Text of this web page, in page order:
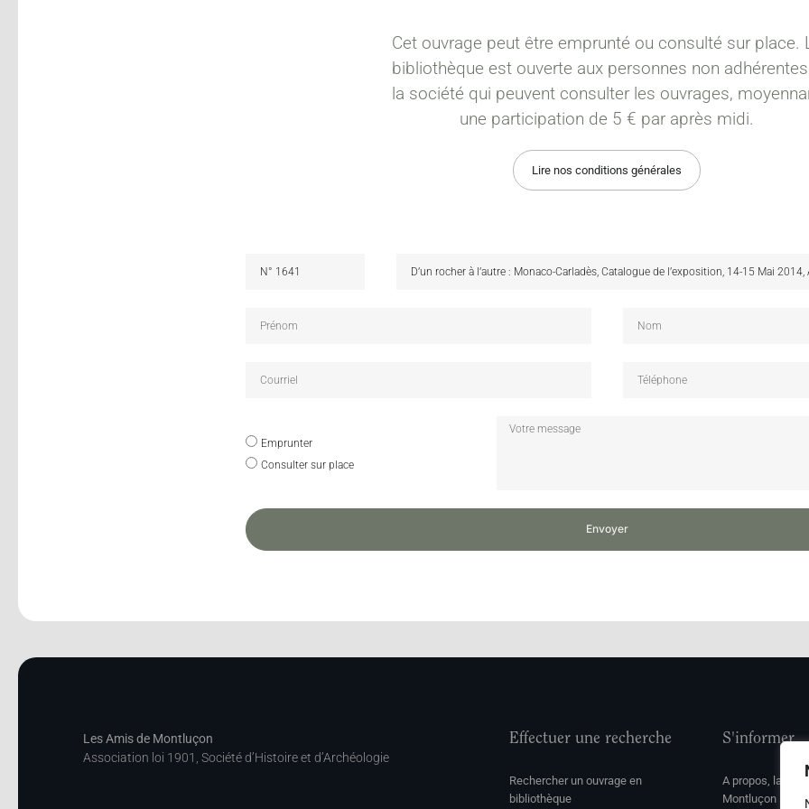
Cet ouvrage peut être emprunté ou consulté sur place.
bibliothèque est ouverte aux personnes non
la société qui peuvent consulter les ouvrages,
une participation de 5 € par après midi.
Lire nos conditions générales
Emprunter
Consulter sur place
Envoyer
Les Amis de Montluçon
Association loi 1901, Société d’Histoire et d’Archéologie
Effectuer une recherche
Rechercher un ouvrage en
bibliothèque
S'informer
A propos, la
Montluçon